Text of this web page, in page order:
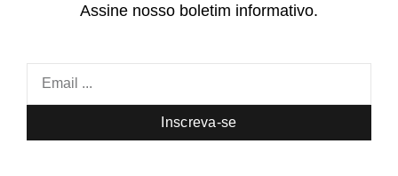
Assine nosso boletim informativo.
Inscreva-se